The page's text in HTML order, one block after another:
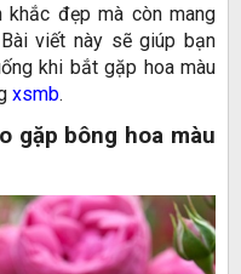
đẹp mà còn mang
viết này sẽ giúp bạn
khi bắt gặp hoa màu
xsmb.
gặp bông hoa màu